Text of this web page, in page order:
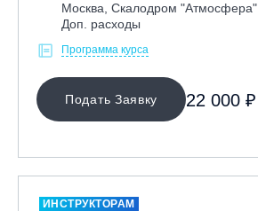
Москва, Скалодром "Атмосфера"
Доп. расходы
Программа курса
Подать Заявку 22 000 ₽
ИНСТРУКТОРАМ